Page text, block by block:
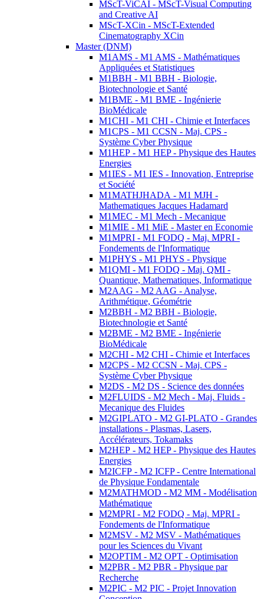
MScT-ViCAI - MScT-Visual Computing
and Creative AI
MScT-XCin - MScT-Extended
Cinematography XCin
Master (DNM)
M1AMS - M1 AMS - Mathématiques
Appliquées et Statistiques
M1BBH - M1 BBH - Biologie,
Biotechnologie et Santé
M1BME - M1 BME - Ingénierie
BioMédicale
M1CHI - M1 CHI - Chimie et Interfaces
M1CPS - M1 CCSN - Maj. CPS -
Système Cyber Physique
M1HEP - M1 HEP - Physique des Hautes
Energies
M1IES - M1 IES - Innovation, Entreprise
et Société
M1MATHJHADA - M1 MJH -
Mathematiques Jacques Hadamard
M1MEC - M1 Mech - Mecanique
M1MIE - M1 MiE - Master en Economie
M1MPRI - M1 FODQ - Maj. MPRI -
Fondements de l'Informatique
M1PHYS - M1 PHYS - Physique
M1QMI - M1 FODQ - Maj. QMI -
Quantique, Mathematiques, Informatique
M2AAG - M2 AAG - Analyse,
Arithmétique, Géométrie
M2BBH - M2 BBH - Biologie,
Biotechnologie et Santé
M2BME - M2 BME - Ingénierie
BioMédicale
M2CHI - M2 CHI - Chimie et Interfaces
M2CPS - M2 CCSN - Maj. CPS -
Système Cyber Physique
M2DS - M2 DS - Science des données
M2FLUIDS - M2 Mech - Maj. Fluids -
Mecanique des Fluides
M2GIPLATO - M2 GI-PLATO - Grandes
installations - Plasmas, Lasers,
Accélérateurs, Tokamaks
M2HEP - M2 HEP - Physique des Hautes
Energies
M2ICFP - M2 ICFP - Centre International
de Physique Fondamentale
M2MATHMOD - M2 MM - Modélisation
Mathématique
M2MPRI - M2 FODQ - Maj. MPRI -
Fondements de l'Informatique
M2MSV - M2 MSV - Mathématiques
pour les Sciences du Vivant
M2OPTIM - M2 OPT - Optimisation
M2PBR - M2 PBR - Physique par
Recherche
M2PIC - M2 PIC - Projet Innovation